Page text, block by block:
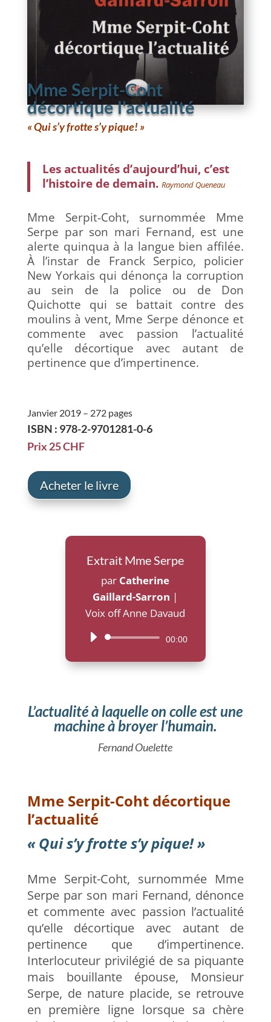
Mme Serpit-Coht
décortique l'actualité
« Qui s’y frotte s’y pique! »
Les actualités d’aujourd’hui, c’est
l’histoire de demain. Raymond Queneau
Mme Serpit-Coht, surnommée Mme
Serpe par son mari Fernand, est une
alerte quinqua à la langue bien affilée.
À l’instar de Franck Serpico, policier
New Yorkais qui dénonça la corruption
au sein de la police ou de Don
Quichotte qui se battait contre des
moulins à vent, Mme Serpe dénonce et
commente avec passion l’actualité
qu’elle décortique avec autant de
pertinence que d’impertinence.
Janvier 2019 – 272 pages
ISBN : 978-2-9701281-0-6
Prix 25 CHF
Acheter le livre
Extrait Mme Serpe
par Catherine
Gaillard-Sarron |
Voix off Anne Davaud
Lecteur00:00
L’actualité à laquelle on colle est une
machine à broyer l’humain.
Fernand Ouelette
Mme Serpit-Coht décortique
l’actualité
« Qui s’y frotte s’y pique! »
Mme Serpit-Coht, surnommée Mme
Serpe par son mari Fernand, dénonce
et commente avec passion l’actualité
qu’elle décortique avec autant de
pertinence que d’impertinence.
Interlocuteur privilégié de sa piquante
mais bouillante épouse, Monsieur
Serpe, de nature placide, se retrouve
en première ligne lorsque sa chère